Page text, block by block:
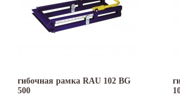
гибочная рамка RAU 102 BG
500